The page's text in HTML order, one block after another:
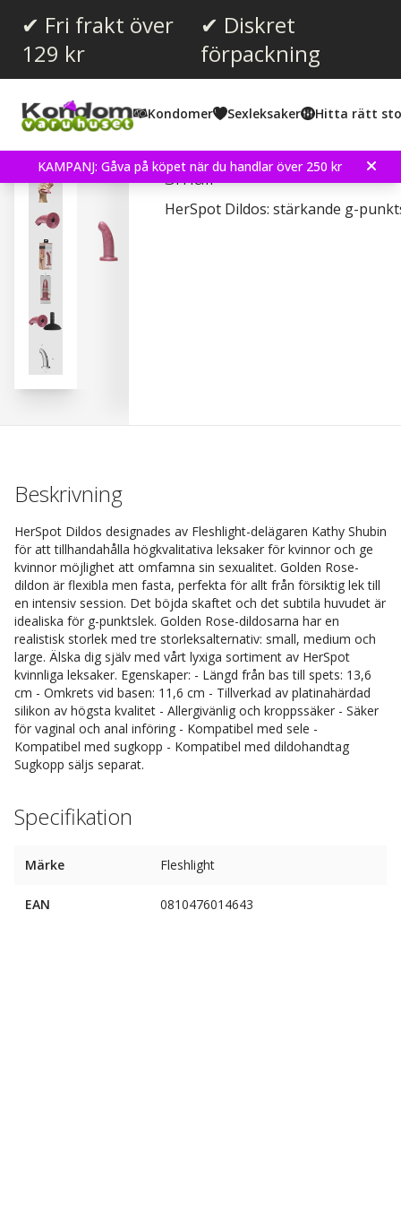
✔ Fri frakt över
129 kr
✔ Diskret
förpackning
Kondomer Sexleksaker Hitta rätt
KAMPANJ: Gåva på köpet när du handlar över 250 kr
Fleshlight - HerSpot
Small
HerSpot Dildos: stärkande g-
Beskrivning
HerSpot Dildos designades av Fleshlight-delägaren Kathy Shubin
för att tillhandahålla högkvalitativa leksaker för kvinnor och ge
kvinnor möjlighet att omfamna sin sexualitet. Golden Rose-
dildon är flexibla men fasta, perfekta för allt från försiktig lek till
en intensiv session. Det böjda skaftet och det subtila huvudet är
idealiska för g-punktslek. Golden Rose-dildosarna har en
realistisk storlek med tre storleksalternativ: small, medium och
large. Älska dig själv med vårt lyxiga sortiment av HerSpot
kvinnliga leksaker. Egenskaper: - Längd från bas till spets: 13,6
cm - Omkrets vid basen: 11,6 cm - Tillverkad av platinahärdad
silikon av högsta kvalitet - Allergivänlig och kroppssäker - Säker
för vaginal och anal införing - Kompatibel med sele -
Kompatibel med sugkopp - Kompatibel med dildohandtag
Sugkopp säljs separat.
Specifikation
Märke Fleshlight
EAN 0810476014643